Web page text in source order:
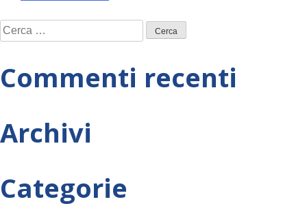
articoli
Ricerca
per:
Commenti recenti
Archivi
Categorie